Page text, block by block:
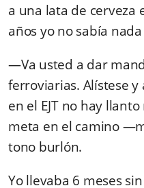
a una lata de cerveza
años yo no sabía
—Va usted a dar
ferroviarias. Alístese
en el EJT no hay
meta en el camino
tono burlón.
Yo llevaba 6 meses